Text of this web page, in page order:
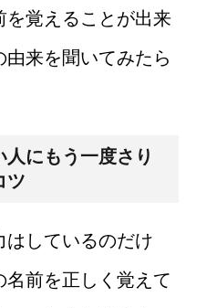
を覚えることが出来
来を聞いてみたら
にもう一度さり
ツ
はしているのだけ
名前を正しく覚えて